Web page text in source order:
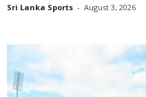
Sri Lanka Sports - August 3, 2026